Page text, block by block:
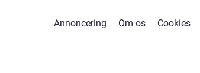
Annoncering Om os Cookies